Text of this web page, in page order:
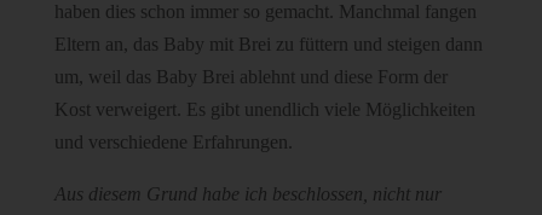
haben dies schon immer so gemacht. Manchmal fangen
Eltern an, das Baby mit Brei zu füttern und steigen dann
um, weil das Baby Brei ablehnt und diese Form der
Kost verweigert. Es gibt unendlich viele Möglichkeiten
und verschiedene Erfahrungen.
Aus diesem Grund habe ich beschlossen, nicht nur